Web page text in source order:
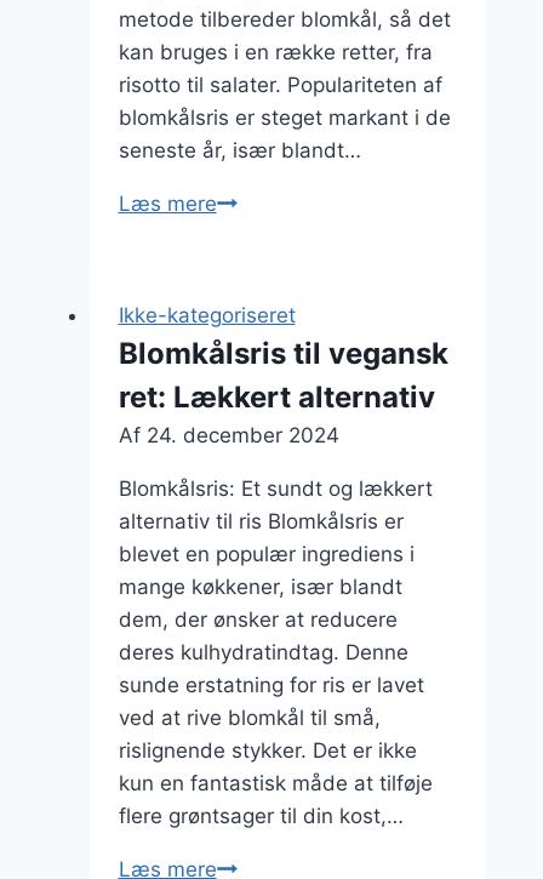
metode tilbereder blomkål, så det
kan bruges i en række retter, fra
risotto til salater. Populariteten af
blomkålsris er steget markant i de
seneste år, især blandt…
Læs mereBlomkålsris
med
parmesan
Ikke-kategoriseret
Blomkålsris til vegansk
ret: Lækkert alternativ
Af 24. december 2024
Blomkålsris: Et sundt og lækkert
alternativ til ris Blomkålsris er
blevet en populær ingrediens i
mange køkkener, især blandt
dem, der ønsker at reducere
deres kulhydratindtag. Denne
sunde erstatning for ris er lavet
ved at rive blomkål til små,
rislignende stykker. Det er ikke
kun en fantastisk måde at tilføje
flere grøntsager til din kost,…
Læs mereBlomkålsris